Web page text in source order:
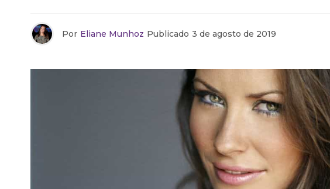
Por Eliane Munhoz Publicado 3 de agosto de 2019